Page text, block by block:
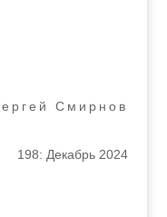
Смирнов
198: Декабрь 2024